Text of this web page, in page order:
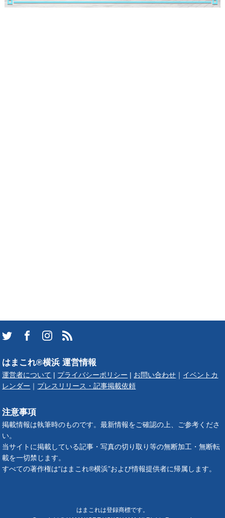
はまこれ®横浜 運営情報
運営者について | プライバシーポリシー | お問い合わせ ｜ イベントカ
レンダー ｜ プレスリリース・記事掲載依頼
注意事項
掲載情報は執筆時のものです。最新情報をご確認の上、ご参考くださ
い。
当サイトに掲載している記事・写真の切り取り等の無断加工・無断転
載を一切禁じます。
すべての著作権は“はまこれ®横浜”および情報提供者に帰属します。
はまこれは登録商標です。